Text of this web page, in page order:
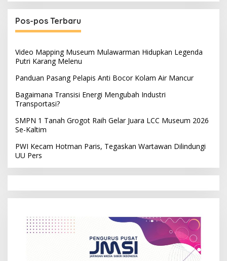
Pos-pos Terbaru
Video Mapping Museum Mulawarman Hidupkan Legenda
Putri Karang Melenu
Panduan Pasang Pelapis Anti Bocor Kolam Air Mancur
Bagaimana Transisi Energi Mengubah Industri
Transportasi?
SMPN 1 Tanah Grogot Raih Gelar Juara LCC Museum 2026
Se-Kaltim
PWI Kecam Hotman Paris, Tegaskan Wartawan Dilindungi
UU Pers